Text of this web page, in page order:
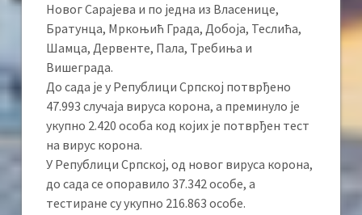
Новог Сарајева и по једна из Власенице,
Братунца, Мркоњић Града, Добоја, Теслића,
Шамца, Дервенте, Пала, Требиња и
Вишеграда.
До сада је у Републици Српској потврђено
47.993 случаја вируса корона, а преминуло је
укупно 2.420 особа код којих је потврђен тест
на вирус корона.
У Републици Српској, од новог вируса корона,
до сада се опоравило 37.342 особе, а
тестиране су укупно 216.863 особе.